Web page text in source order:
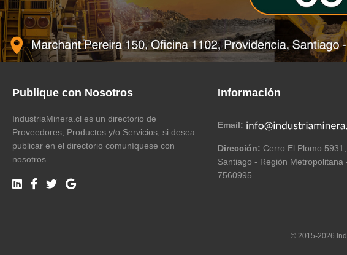
Publique con Nosotros
IndustriaMinera.cl es un directorio de
Proveedores, Productos y/o Servicios, si desea
publicar en el directorio comuníquese con
nosotros.
Información
Email:
Dirección: Cerro El Plomo
Santiago - Región Metropolitana
7560995
© 2015-2026